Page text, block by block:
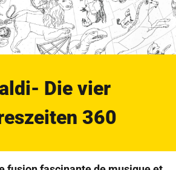
Die vier
360